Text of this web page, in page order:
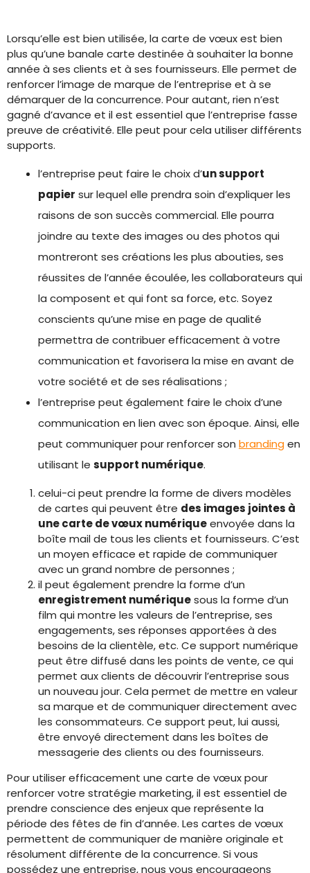
Lorsqu’elle est bien utilisée, la carte de vœux est bien
plus qu’une banale carte destinée à souhaiter la bonne
année à ses clients et à ses fournisseurs. Elle permet de
renforcer l’image de marque de l’entreprise et à se
démarquer de la concurrence. Pour autant, rien n’est
gagné d’avance et il est essentiel que l’entreprise fasse
preuve de créativité. Elle peut pour cela utiliser différents
supports.
l’entreprise peut faire le choix d’un support
papier sur lequel elle prendra soin d’expliquer les
raisons de son succès commercial. Elle pourra
joindre au texte des images ou des photos qui
montreront ses créations les plus abouties, ses
réussites de l’année écoulée, les collaborateurs qui
la composent et qui font sa force, etc. Soyez
conscients qu’une mise en page de qualité
permettra de contribuer efficacement à votre
communication et favorisera la mise en avant de
votre société et de ses réalisations ;
l’entreprise peut également faire le choix d’une
communication en lien avec son époque. Ainsi, elle
peut communiquer pour renforcer son brandingen
utilisant le support numérique.
celui-ci peut prendre la forme de divers modèles
de cartes qui peuvent être des images jointes à
une carte de vœux numériqueenvoyée dans la
boîte mail de tous les clients et fournisseurs. C’est
un moyen efficace et rapide de communiquer
avec un grand nombre de personnes ;
il peut également prendre la forme d’un
enregistrement numériquesous la forme d’un
film qui montre les valeurs de l’entreprise, ses
engagements, ses réponses apportées à des
besoins de la clientèle, etc. Ce support numérique
peut être diffusé dans les points de vente, ce qui
permet aux clients de découvrir l’entreprise sous
un nouveau jour. Cela permet de mettre en valeur
sa marque et de communiquer directement avec
les consommateurs. Ce support peut, lui aussi,
être envoyé directement dans les boîtes de
messagerie des clients ou des fournisseurs.
Pour utiliser efficacement une carte de vœux pour
renforcer votre stratégie marketing, il est essentiel de
prendre conscience des enjeux que représente la
période des fêtes de fin d’année. Les cartes de vœux
permettent de communiquer de manière originale et
résolument différente de la concurrence. Si vous
possédez une entreprise, nous vous encourageons